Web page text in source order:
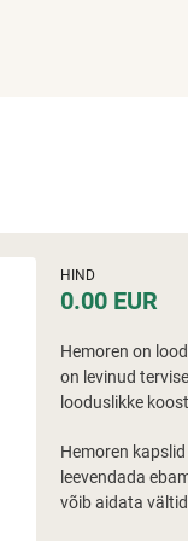
HIND
0.00 EUR
Hemoren on
on levinud
looduslikke
Hemoren
leevendada
võib aidata